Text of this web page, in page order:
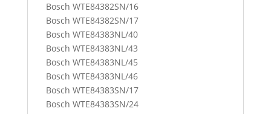
Bosch WTE84382SN/16
Bosch WTE84382SN/17
Bosch WTE84383NL/40
Bosch WTE84383NL/43
Bosch WTE84383NL/45
Bosch WTE84383NL/46
Bosch WTE84383SN/17
Bosch WTE84383SN/24